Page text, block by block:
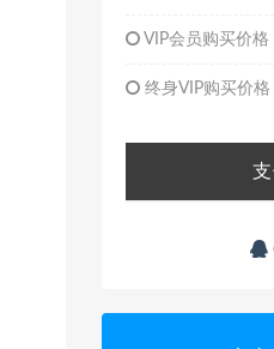
VIP会员购买价格
终身VIP购买价格